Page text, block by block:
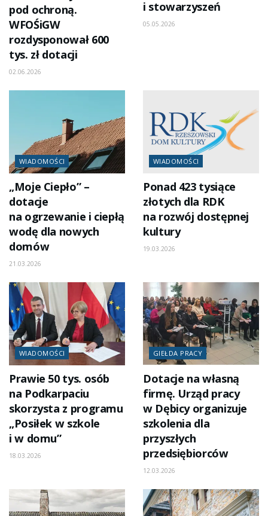
pod ochroną.
WFOŚiGW
rozdysponował 600
tys. zł dotacji
02.06.2026
i stowarzyszeń
05.05.2026
WIADOMOŚCI
„Moje Ciepło” –
dotacje
na ogrzewanie i ciepłą
wodę dla nowych
domów
21.03.2026
WIADOMOŚCI
Ponad 423 tysiące
złotych dla RDK
na rozwój dostępnej
kultury
19.03.2026
WIADOMOŚCI
Prawie 50 tys. osób
na Podkarpaciu
skorzysta z programu
„Posiłek w szkole
i w domu”
18.03.2026
GIEŁDA PRACY
Dotacje na własną
firmę. Urząd pracy
w Dębicy organizuje
szkolenia dla
przyszłych
przedsiębiorców
12.03.2026